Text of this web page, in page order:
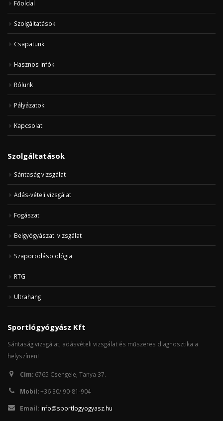
Főoldal
Szolgáltatások
Csapatunk
Hasznos infók
Rólunk
Pályázatok
Kapcsolat
Szolgáltatások
Sántaság vizsgálat
Adás-vételi vizsgálat
Fogászat
Belgyógyászati vizsgálat
Szaporodásbiológia
RTG
Ultrahang
Sportlógyógyász Kft
Sántaság vizsgálat, adásvételi vizsgálat és műszeres diagnosztika a
helyszínen!
Cím: 6765 Csengele, Tanya 37.
Mobil:+36 30/ 90-81-904
Email: info@sportlogyogyasz.hu